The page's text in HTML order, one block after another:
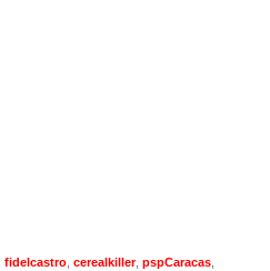
fidelcastro cerealkiller, pspCaracas